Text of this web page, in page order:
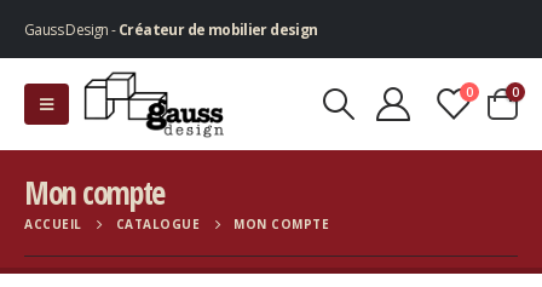
Gauss Design -Créateur de mobilier design
0 0
Mon compte
ACCUEIL CATALOGUE MON COMPTE